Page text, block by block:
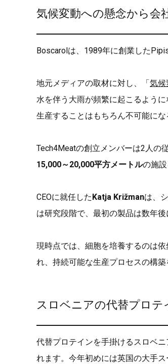
気候変動への懸念から会
Boscarolは、1989年に創業した
地元メディアの取材に対し、「気候
水を伴う大雨が頻繁に起こるよう
生産することはもちろん不可能にな
Tech4Meatの創立メンバーは2人の
15,000～20,000平方メートルの施設
CEOに就任したKatja Križmanは、
は研究段階で、最初の製品は数年
現時点では、細胞を培養するのは
れ、持続可能な生産プロセスの構築
スロベニアの代替プロテ
代替プロテインを手掛けるスロベ
れます。今年初めには英国の大手ス